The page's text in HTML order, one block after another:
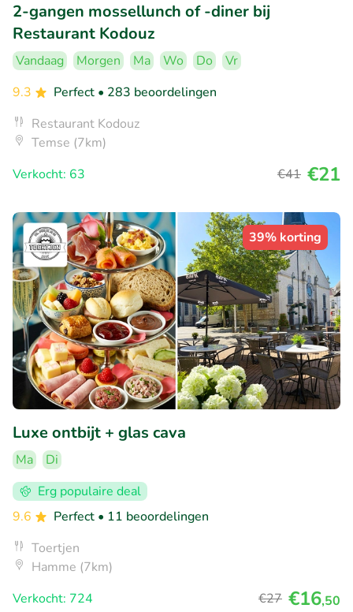
2-gangen mossellunch of -diner bij
Restaurant Kodouz
Vandaag Morgen Ma Wo Do
Vr
9.3
Perfect • 283 beoordelingen
Restaurant Kodouz
Temse (7km)
Verkocht: 63
€41 €21
39% korting
Luxe ontbijt + glas cava
Ma
Di
Erg populaire deal
9.6
Perfect • 11 beoordelingen
Toertjen
Hamme (7km)
Verkocht: 724
€27 €16,50